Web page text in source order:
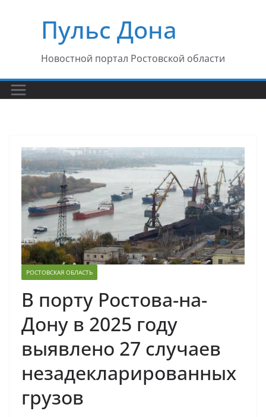
содержимомуПульс Дона
Новостной портал Ростовской области
РОСТОВСКАЯ ОБЛАСТЬ
В порту Ростова-на-
Дону в 2025 году
выявлено 27 случаев
незадекларированных
грузов